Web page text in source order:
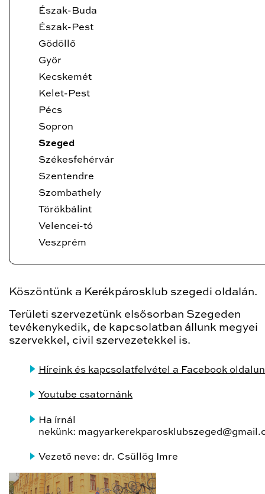
Észak-Buda
Észak-Pest
Gödöllő
Győr
Kecskemét
Kelet-Pest
Pécs
Sopron
Szeged
Székesfehérvár
Szentendre
Szombathely
Törökbálint
Velencei-tó
Veszprém
Köszöntünk a Kerékpárosklub szegedi oldalán.
Területi szervezetünk elsősorban Szegeden
tevékenykedik, de kapcsolatban állunk megyei
szervekkel, civil szervezetekkel is.
Híreink és kapcsolatfelvétel a Facebook
Youtube csatornánk
Ha írnál
nekünk:
Vezető neve: dr. Csüllög Imre